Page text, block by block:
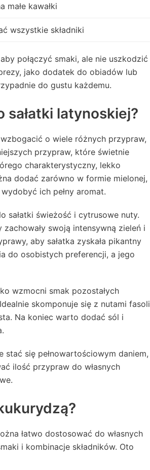
małe kawałki
wszystkie składniki
połączyć smaki, ale nie uszkodzić
jako dodatek do obiadów lub
do gustu każdemu.
sałatki latynoskiej?
o wiele różnych przypraw,
przypraw, które świetnie
charakterystyczny, lekko
dodać zarówno w formie mielonej,
ich pełny aromat.
sałatki świeżość i cytrusowe nuty.
swoją intensywną zieleń i
aby sałatka zyskała pikantny
do osobistych preferencji, a jego
wzmocni smak pozostałych
skomponuje się z nutami fasoli
Na koniec warto dodać sól i
się pełnowartościowym daniem,
ilość przypraw do własnych
łatwo dostosować do własnych
i kombinacje składników. Oto